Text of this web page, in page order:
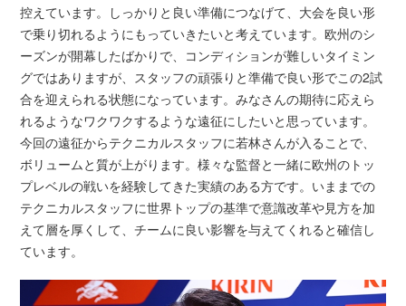
控えています。しっかりと良い準備につなげて、大会を良い形
で乗り切れるようにもっていきたいと考えています。欧州のシ
ーズンが開幕したばかりで、コンディションが難しいタイミン
グではありますが、スタッフの頑張りと準備で良い形でこの2試
合を迎えられる状態になっています。みなさんの期待に応えら
れるようなワクワクするような遠征にしたいと思っています。
今回の遠征からテクニカルスタッフに若林さんが入ることで、
ボリュームと質が上がります。様々な監督と一緒に欧州のトッ
プレベルの戦いを経験してきた実績のある方です。いままでの
テクニカルスタッフに世界トップの基準で意識改革や見方を加
えて層を厚くして、チームに良い影響を与えてくれると確信し
ています。